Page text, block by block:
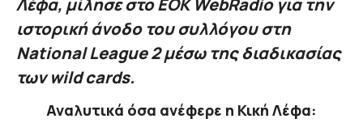
Λέφα, μίλησε στο ΕΟΚ WebRadio για την
ιστορική άνοδο του συλλόγου στη
National League 2 μέσω της διαδικασίας
των wild cards.
Αναλυτικά όσα ανέφερε η Κική Λέφα: